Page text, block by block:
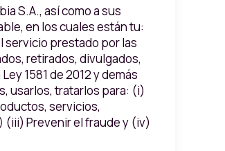
S.A., así como a sus
en los cuales están tu:
servicio prestado por las
retirados, divulgados,
1581 de 2012 y demás
usarlos, tratarlos para: (i)
servicios,
(iii) Prevenir el fraude y (iv)